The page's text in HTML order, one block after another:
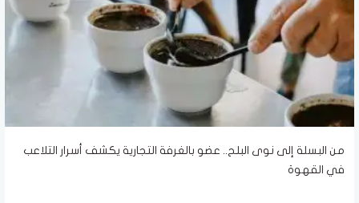
من البسلة إلى نوى البلح.. عضو بالغرفة التجارية يكشف أسرار التلاعب
في القهوة